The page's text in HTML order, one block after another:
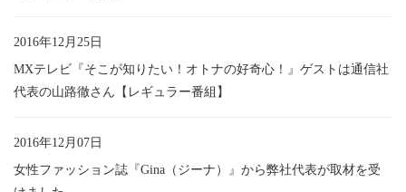
2016年12月25日
MXテレビ『そこが知りたい！オトナの好奇心！』ゲストは通信社
代表の山路徹さん【レギュラー番組】
2016年12月07日
女性ファッション誌『Gina（ジーナ）』から弊社代表が取材を受